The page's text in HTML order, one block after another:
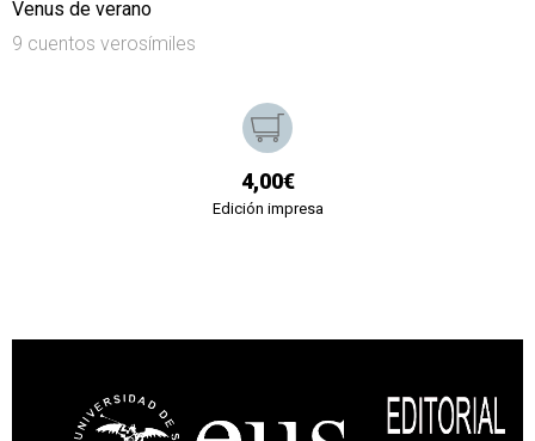
Venus de verano
9 cuentos verosímiles
4,00€
Edición impresa